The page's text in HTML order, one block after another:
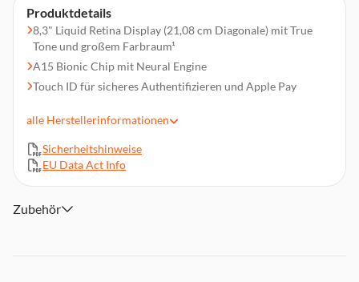
Produktdetails
8,3" Liquid Retina Display (21,08 cm Diagonale) mit True
Tone und großem Farbraum¹
A15 Bionic Chip mit Neural Engine
Touch ID für sicheres Authentifizieren und Apple Pay
Frontkamera mit Folgemodus
Stereo-Lautsprecher im Querformat
In Verbindung bleiben mit ultraschnellem WLAN 6
USB-C Anschluss zum Aufladen und für Zubehör
alle Herstellerinformationen
Sicherheitshinweise
EU Data Act Info
Zubehör